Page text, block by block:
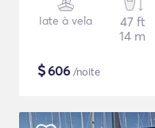
Iate à vela
47 ft
14 m
$606 /noite